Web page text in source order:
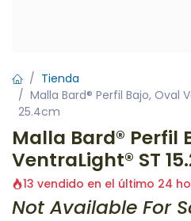
Tienda
Malla Bard® Perfil Bajo, Oval
25.4cm
Malla Bard® Perfil
VentraLight® ST
13 vendido en el último 24
Not Available For